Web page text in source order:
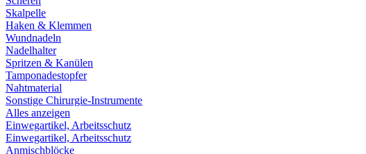
Skalpelle
Haken & Klemmen
Wundnadeln
Nadelhalter
Spritzen & Kanülen
Tamponadestopfer
Nahtmaterial
Sonstige Chirurgie-Instrumente
Alles anzeigen
Einwegartikel, Arbeitsschutz
Einwegartikel, Arbeitsschutz
Anmischblöcke